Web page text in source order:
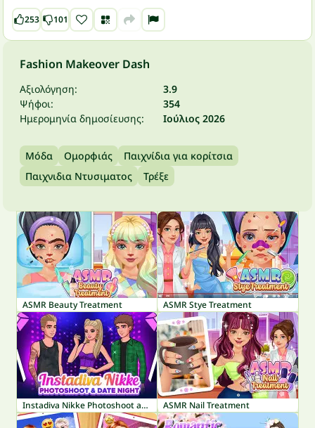
253 101
Fashion Makeover Dash
Αξιολόγηση:
3.9
Ψήφοι:
354
Ημερομηνία δημοσίευσης:
Ιούλιος 2026
Μόδα Ομορφιάς
Παιχνίδια για κορίτσια
Παιχνιδια Ντυσιματος
Τρέξε
ASMR Beauty Treatment ASMR Stye Treatment
Instadiva Nikke Photoshoot and Date Night ASMR Nail Treatment